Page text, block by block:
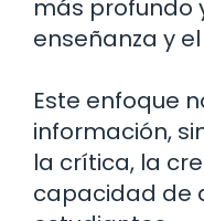
más profundo
enseñanza y
Este enfoque
información,
la crítica, la
capacidad de